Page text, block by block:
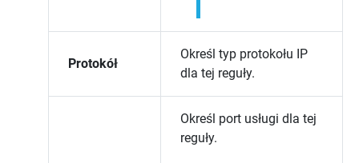
Protokół
Określ typ protokołu IP
dla tej reguły.
Określ port usługi dla tej
reguły.